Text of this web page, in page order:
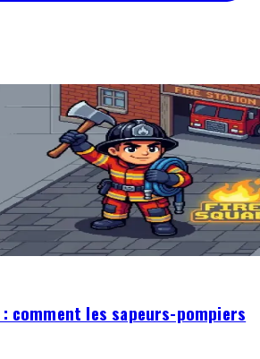
comment les sapeurs-pompiers